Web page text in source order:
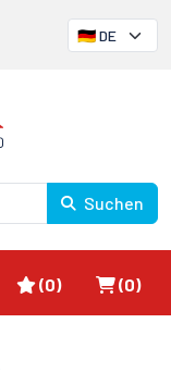
Suchen
Favoriten
(0) (0)